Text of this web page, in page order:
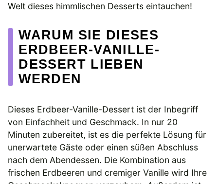
Welt dieses himmlischen Desserts eintauchen!
WARUM SIE DIESES
ERDBEER-VANILLE-
DESSERT LIEBEN
WERDEN
Dieses Erdbeer-Vanille-Dessert ist der Inbegriff
von Einfachheit und Geschmack. In nur 20
Minuten zubereitet, ist es die perfekte Lösung für
unerwartete Gäste oder einen süßen Abschluss
nach dem Abendessen. Die Kombination aus
frischen Erdbeeren und cremiger Vanille wird Ihre